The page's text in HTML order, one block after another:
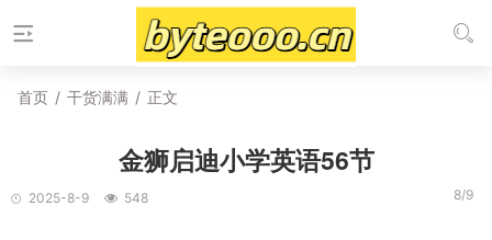
首页 / 干货满满 / 正文
金狮启迪小学英语56节
2025-8-9 548 8/9